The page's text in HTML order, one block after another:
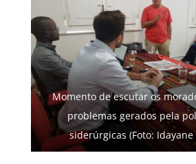
Momento de escutar os
problemas gerados pela
siderúrgicas (Foto: